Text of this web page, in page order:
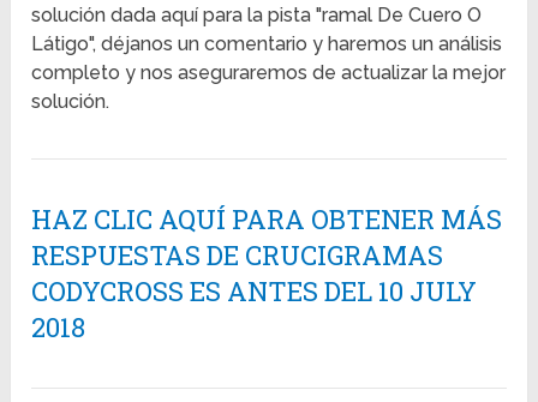
solución dada aquí para la pista "ramal De Cuero O
Látigo", déjanos un comentario y haremos un análisis
completo y nos aseguraremos de actualizar la mejor
solución.
HAZ CLIC AQUÍ PARA OBTENER MÁS
RESPUESTAS DE CRUCIGRAMAS
CODYCROSS ES ANTES DEL 10 JULY
2018